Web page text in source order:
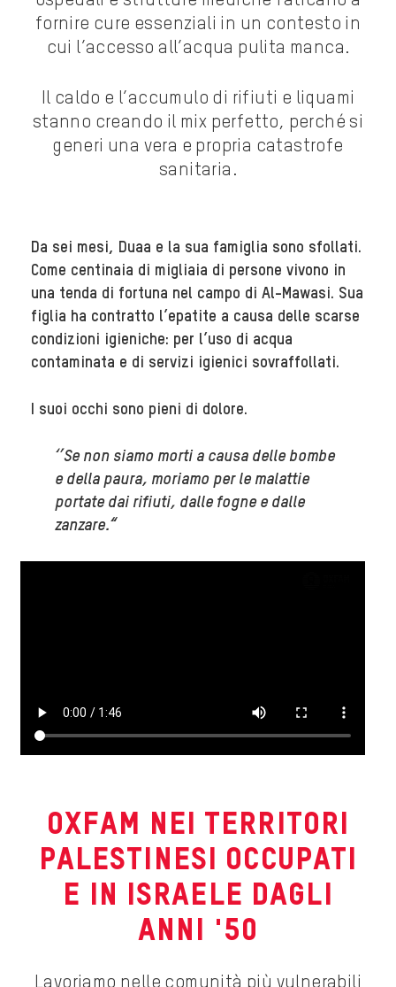
fornire cure essenziali in un contesto in
cui l’accesso all’acqua pulita manca.
Il caldo e l’accumulo di rifiuti e liquami
stanno creando il mix perfetto, perché si
generi una vera e propria catastrofe
sanitaria.
Da sei mesi, Duaa e la sua famiglia sono sfollati.
Come centinaia di migliaia di persone vivono in
una tenda di fortuna nel campo di Al-Mawasi. Sua
figlia ha contratto l’epatite a causa delle scarse
condizioni igieniche: per l’uso di acqua
contaminata e di servizi igienici sovraffollati.
I suoi occhi sono pieni di dolore.
‘’Senon siamo morti a causa delle bombe
e della paura, moriamo per le malattie
portate dai rifiuti, dalle fogne e dalle
zanzare.“
OXFAM NEI TERRITORI
PALESTINESI OCCUPATI
E IN ISRAELE DAGLI
ANNI '50